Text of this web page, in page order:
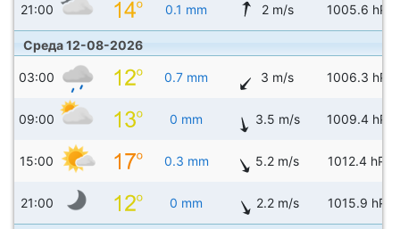
21:00 0.1 mm 2 m/s 1005.6 hPa
Среда 12-08-2026
03:00 0.7 mm 3 m/s 1006.3 hPa
09:00 0 mm 3.5 m/s 1009.4 hPa
15:00 0.3 mm 5.2 m/s 1012.4 hPa
21:00 0 mm 2.2 m/s 1015.9 hPa